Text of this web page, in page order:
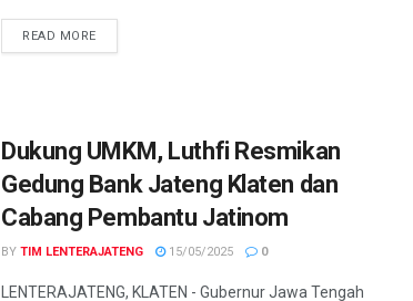
READ MOREDETAILS
Dukung UMKM, Luthfi Resmikan
Gedung Bank Jateng Klaten dan
Cabang Pembantu Jatinom
BY TIM LENTERAJATENG 15/05/2025 0
LENTERAJATENG, KLATEN - Gubernur Jawa Tengah